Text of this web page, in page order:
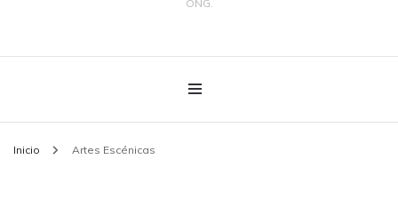
ONG.
Inicio Artes Escénicas